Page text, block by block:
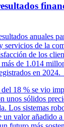
anuales
servicios de la
de los
de 1.014
en 2024.
18 % se vio
unos sólidos
Los sistemas
valor añadido a